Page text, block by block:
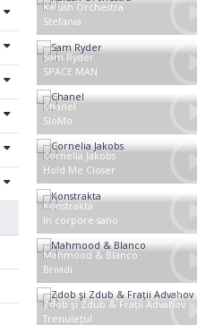
Ukraine
Kalush Orchestra
Stefania
Royaume-Uni
Sam Ryder
SPACE MAN
Espagne
Chanel
SloMo
Suède
Cornelia Jakobs
Hold Me Closer
Serbie
Konstrakta
In corpore sano
Italie
Mahmood & Blanco
Brividi
Zdob şi Zdub & Frații Advahov
Trenuleţul